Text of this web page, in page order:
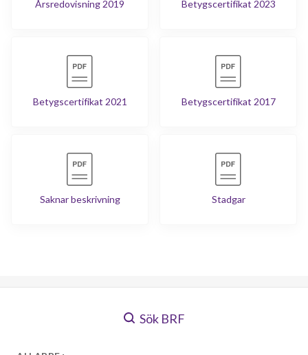
Årsredovisning 2019 Betygscertifikat 2023
Betygscertifikat 2021 Betygscertifikat 2017
Saknar beskrivning Stadgar
Sök BRF